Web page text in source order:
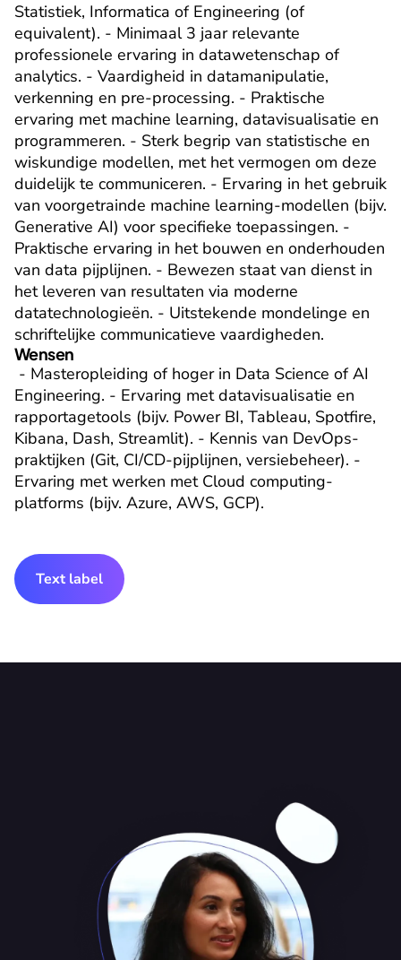
Statistiek, Informatica of Engineering (of
equivalent). - Minimaal 3 jaar relevante
professionele ervaring in datawetenschap of
analytics. - Vaardigheid in datamanipulatie,
verkenning en pre-processing. - Praktische
ervaring met machine learning, datavisualisatie en
programmeren. - Sterk begrip van statistische en
wiskundige modellen, met het vermogen om deze
duidelijk te communiceren. - Ervaring in het gebruik
van voorgetrainde machine learning-modellen (bijv.
Generative AI) voor specifieke toepassingen. -
Praktische ervaring in het bouwen en onderhouden
van data pijplijnen. - Bewezen staat van dienst in
het leveren van resultaten via moderne
datatechnologieën. - Uitstekende mondelinge en
schriftelijke communicatieve vaardigheden.
Wensen
Engineering. - Ervaring met datavisualisatie en
rapportagetools (bijv. Power BI, Tableau, Spotfire,
Kibana, Dash, Streamlit). - Kennis van DevOps-
praktijken (Git, CI/CD-pijplijnen, versiebeheer). -
Ervaring met werken met Cloud computing-
platforms (bijv. Azure, AWS, GCP).
Text label